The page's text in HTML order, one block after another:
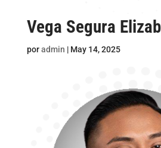
Vega Segura
poradmin | May 14, 2025